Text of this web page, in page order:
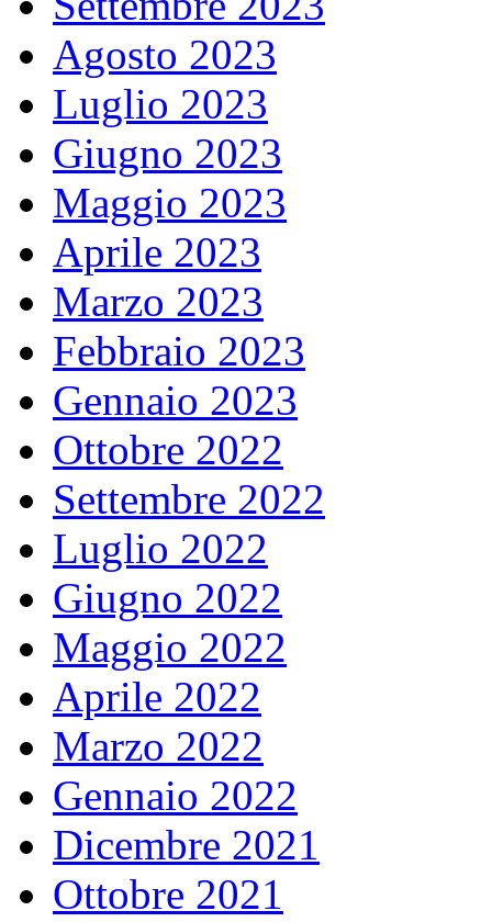
Agosto 2023
Luglio 2023
Giugno 2023
Maggio 2023
Aprile 2023
Marzo 2023
Febbraio 2023
Gennaio 2023
Ottobre 2022
Settembre 2022
Luglio 2022
Giugno 2022
Maggio 2022
Aprile 2022
Marzo 2022
Gennaio 2022
Dicembre 2021
Ottobre 2021